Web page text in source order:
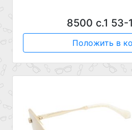
8500 с.1 53-
Положить в